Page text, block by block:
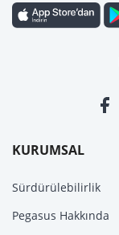
KURUMSAL
Sürdürülebilirlik
Pegasus Hakkında